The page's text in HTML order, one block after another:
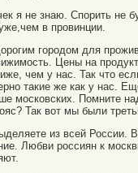
я не знаю. Спорить не
в провинции.
городом для
Цены на
чем у нас. Так что
такие же как у нас.
московских. Помните
Так вот мы были
из всей России.
Любви россиян к